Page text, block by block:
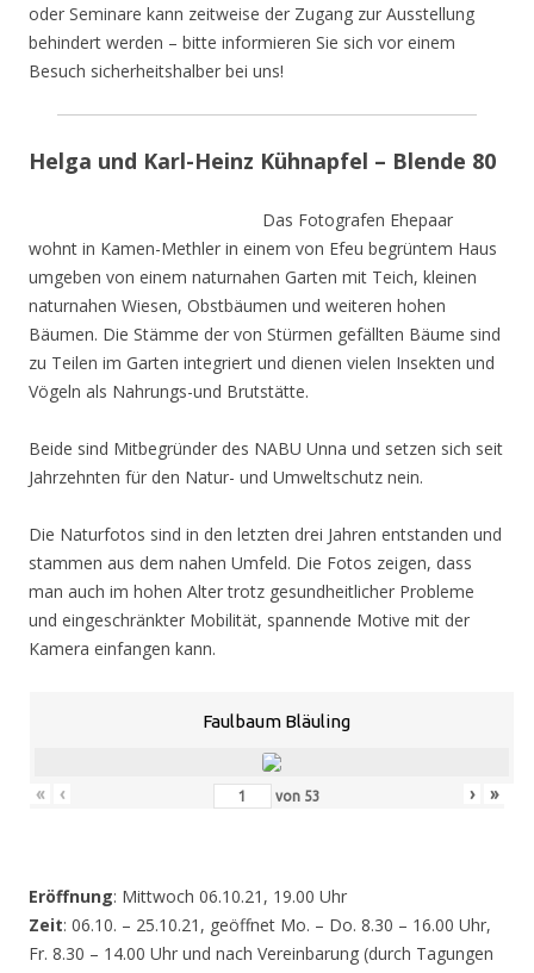
oder Seminare kann zeitweise der Zugang zur Ausstellung
behindert werden – bitte informieren Sie sich vor einem
Besuch sicherheitshalber bei uns!
Helga und Karl-Heinz Kühnapfel – Blende 80
Das Fotografen Ehepaar
wohnt in Kamen-Methler in einem von Efeu begrüntem Haus
umgeben von einem naturnahen Garten mit Teich, kleinen
naturnahen Wiesen, Obstbäumen und weiteren hohen
Bäumen. Die Stämme der von Stürmen gefällten Bäume sind
zu Teilen im Garten integriert und dienen vielen Insekten und
Vögeln als Nahrungs-und Brutstätte.
Beide sind Mitbegründer des NABU Unna und setzen sich seit
Jahrzehnten für den Natur- und Umweltschutz nein.
Die Naturfotos sind in den letzten drei Jahren entstanden und
stammen aus dem nahen Umfeld. Die Fotos zeigen, dass
man auch im hohen Alter trotz gesundheitlicher Probleme
und eingeschränkter Mobilität, spannende Motive mit der
Kamera einfangen kann.
Faulbaum Bläuling
« ‹ von 53 › »
Eröffnung: Mittwoch 06.10.21, 19.00 Uhr
Zeit: 06.10. – 25.10.21, geöffnet Mo. – Do. 8.30 – 16.00 Uhr,
Fr. 8.30 – 14.00 Uhr und nach Vereinbarung (durch Tagungen